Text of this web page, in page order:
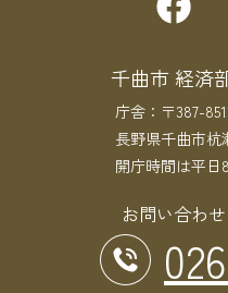
千曲市 経済
庁舎：〒387-
長野県千曲市杭
開庁時間は平日
お問い合わ